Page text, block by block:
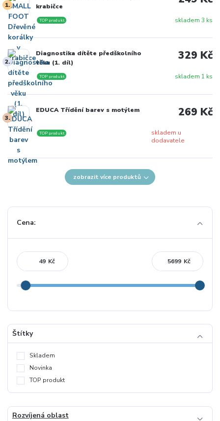
1.
krabičce
skladem 3 ks
TOP produkt
2.
Diagnostika dítěte předškolního
věku (1. díl)
skladem 1 ks
TOP produkt
329 Kč
3.
EDUCA Třídění barev s motýlem
skladem u
dodavatele
TOP produkt
269 Kč
zobrazit více produktů
Cena:
Kč Kč
Štítky
Skladem
Novinka
TOP produkt
Rozvíjená oblast